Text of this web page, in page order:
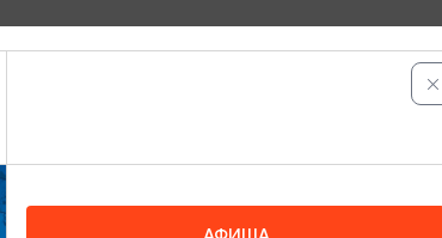
Светлогорск, Зеленоградск, Пионерский